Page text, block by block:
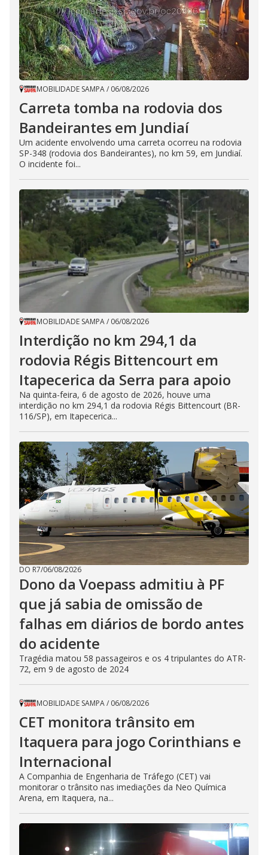
MOBILIDADE SAMPA/ 06/08/2026
Carreta tomba na rodovia dos
Bandeirantes em Jundiaí
Um acidente envolvendo uma carreta ocorreu na rodovia
SP-348 (rodovia dos Bandeirantes), no km 59, em Jundiaí.
O incidente foi...
MOBILIDADE SAMPA/ 06/08/2026
Interdição no km 294,1 da
rodovia Régis Bittencourt em
Itapecerica da Serra para apoio
Na quinta-feira, 6 de agosto de 2026, houve uma
interdição no km 294,1 da rodovia Régis Bittencourt (BR-
116/SP), em Itapecerica...
DO R7/06/08/2026
Dono da Voepass admitiu à PF
que já sabia de omissão de
falhas em diários de bordo antes
do acidente
Tragédia matou 58 passageiros e os 4 tripulantes do ATR-
72, em 9 de agosto de 2024
MOBILIDADE SAMPA/ 06/08/2026
CET monitora trânsito em
Itaquera para jogo Corinthians e
Internacional
A Companhia de Engenharia de Tráfego (CET) vai
monitorar o trânsito nas imediações da Neo Química
Arena, em Itaquera, na...